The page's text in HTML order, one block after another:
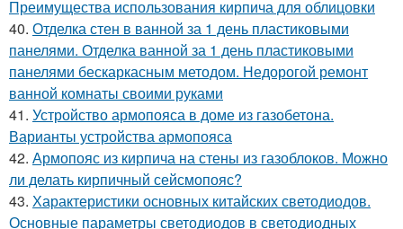
Преимущества использования кирпича для облицовки
40. Отделка стен в ванной за 1 день пластиковыми
панелями. Отделка ванной за 1 день пластиковыми
панелями бескаркасным методом. Недорогой ремонт
ванной комнаты своими руками
41. Устройство армопояса в доме из газобетона.
Варианты устройства армопояса
42. Армопояс из кирпича на стены из газоблоков. Можно
ли делать кирпичный сейсмопояс?
43. Характеристики основных китайских светодиодов.
Основные параметры светодиодов в светодиодных